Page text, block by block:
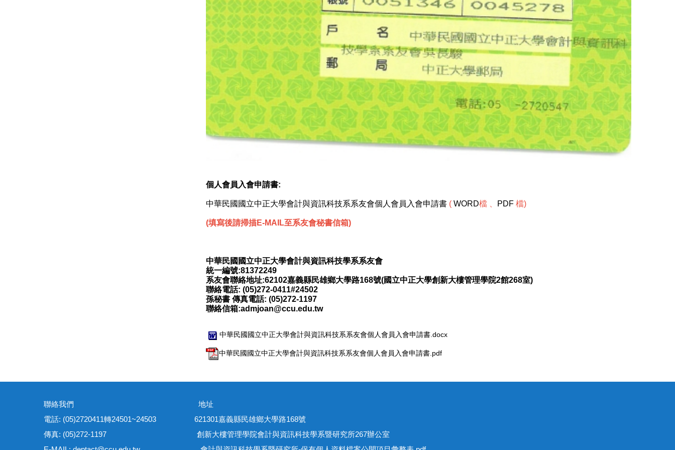
個人會員入會申請書:
中華民國國立中正大學會計與資訊科技系系友會個人會員入會申請書 ( WORD檔 、 PDF檔)
(填寫後請掃描E-MAIL至系友會秘書信箱)
中華民國國立中正大學會計與資訊科技學系系友會
統一編號:81372249
系友會聯絡地址:62102嘉義縣民雄鄉大學路168號(國立中正大學創新大樓管理學院2館268室)
聯絡電話: (05)272-0411#24502
孫秘書 傳真電話: (05)272-1197
聯絡信箱:admjoan@ccu.edu.tw
中華民國國立中正大學會計與資訊科技系系友會個人會員入會申請書.docx
中華民國國立中正大學會計與資訊科技系系友會個人會員入會申請書.pdf
聯絡我們 地址
電話: (05)2720411轉24501~24503 621301嘉義縣民雄鄉大學路168號
傳真: (05)272-1197 創新大樓管理學院會計與資訊科技學系暨研究所267辦公室